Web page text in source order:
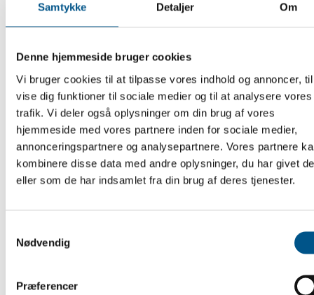
Samtykke Detaljer Om
Denne hjemmeside bruger cookies
Vi bruger cookies til at tilpasse vores indhold og annoncer,
vise dig funktioner til sociale medier og til at analysere vores
trafik. Vi deler også oplysninger om din brug af vores
hjemmeside med vores partnere inden for sociale medier,
annonceringspartnere og analysepartnere. Vores partnere
kombinere disse data med andre oplysninger, du har givet
eller som de har indsamlet fra din brug af deres tjenester.
Nødvendig
Præferencer